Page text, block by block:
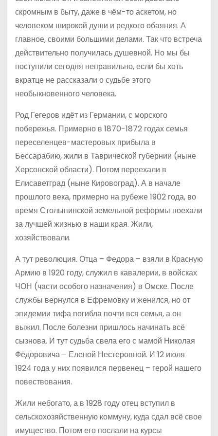
скромным в быту, даже в чём-то аскетом, но
человеком широкой души и редкого обаяния. А
главное, своими большими делами. Так что встреча
действительно получилась душевной. Но мы бы
поступили сегодня неправильно, если бы хоть
вкратце не рассказали о судьбе этого
необыкновенного человека.
Род Гегеров идёт из Германии, с морского
побережья. Примерно в 1870-1872 годах семья
переселенцев-мастеровых прибыла в
Бессарабию, жили в Таврической губернии (ныне
Херсонской области). Потом переехали в
Елисаветград (ныне Кировоград). А в начале
прошлого века, примерно на рубеже 1902 года, во
время Столыпинской земельной реформы поехали
за лучшей жизнью в наши края. Жили,
хозяйствовали.
А тут революция. Отца – Федора – взяли в Красную
Армию в 1920 году, служил в кавалерии, в войсках
ЧОН (части особого назначения) в Омске. После
службы вернулся в Ефремовку и женился, но от
эпидемии тифа погибла почти вся семья, а он
выжил. После болезни пришлось начинать всё
сызнова. И тут судьба свела его с мамой Николая
Фёдоровича – Еленой Нестеровной. И 12 июля
1924 года у них появился первенец – герой нашего
повествования.
Жили небогато, а в 1928 году отец вступил в
сельскохозяйственную коммуну, куда сдал всё свое
имущество. Потом его послали на курсы